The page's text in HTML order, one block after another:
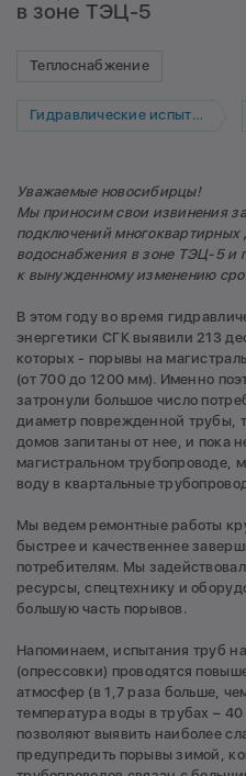
в зоне ТЭЦ-5
Теплоснабжение
Гидравлические испытания
Уважаемые новосибирцы!
Мы приносим свои извинения
подключений многоквартирных
водоснабжения в зоне ТЭЦ-5 и
к вынужденному изменению
В этом году во время
энергетики СГК выявили 213
которых - порывы на
(от 700 до 1200 мм). Именно
затронули большое число
диаметр поврежденной трубы,
домов запитаны от нее, и пока
магистральном трубопроводе,
воду в квартальные
Мы ведем ремонтные работы
быстрее и качественнее
потребителям. Мы
ресурсы, спецтехнику и
большую часть порывов.
Напоминаем, испытания труб на
(опрессовки) проводятся
атмосфер (в 1,7 раза больше,
температура воды в трубах –
позволяют выявить наиболее
предупредить порывы зимой,